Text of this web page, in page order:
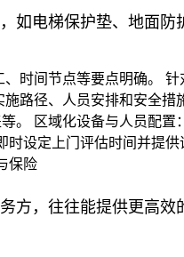
如电梯保护垫、地面防
时间节点等要点明确。
路径、人员安排和安全
。 区域化设备与人员配
设定上门评估时间并提
保险
，往往能提供更高效